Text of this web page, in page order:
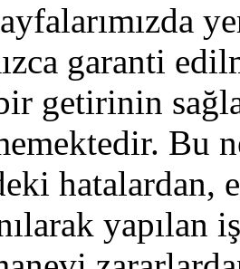
garanti
getirinin
Bu
hatalardan,
yapılan